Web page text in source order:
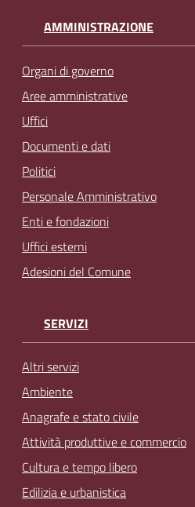
AMMINISTRAZIONE
Organi di governo
Aree amministrative
Uffici
Documenti e dati
Politici
Personale Amministrativo
Enti e fondazioni
Uffici esterni
Adesioni del Comune
SERVIZI
Altri servizi
Ambiente
Anagrafe e stato civile
Attività produttive e commercio
Cultura e tempo libero
Edilizia e urbanistica